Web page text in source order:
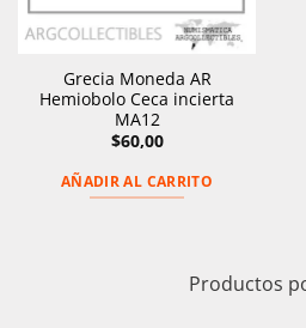
Grecia Moneda AR
Hemiobolo Ceca incierta
MA12
$60,00
AÑADIR AL CARRITO
Productos